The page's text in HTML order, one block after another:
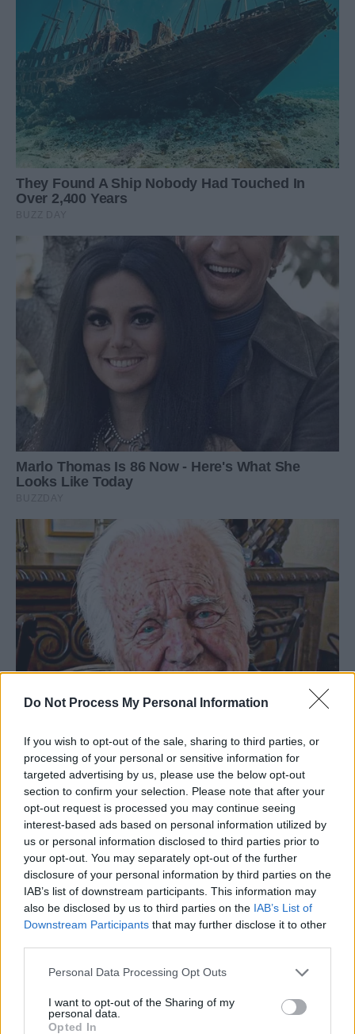
Do Not Process My Personal Information
If you wish to opt-out of the sale, sharing to third parties, or
processing of your personal or sensitive information for
targeted advertising by us, please use the below opt-out
section to confirm your selection. Please note that after your
opt-out request is processed you may continue seeing
interest-based ads based on personal information utilized by
us or personal information disclosed to third parties prior to
your opt-out. You may separately opt-out of the further
disclosure of your personal information by third parties on the
IAB’s list of downstream participants. This information may
also be disclosed by us to third parties on the IAB’s List of
Downstream Participants that may further disclose it to other
Personal Data Processing Opt Outs
I want to opt-out of the Sharing of my
personal data.
Opted In